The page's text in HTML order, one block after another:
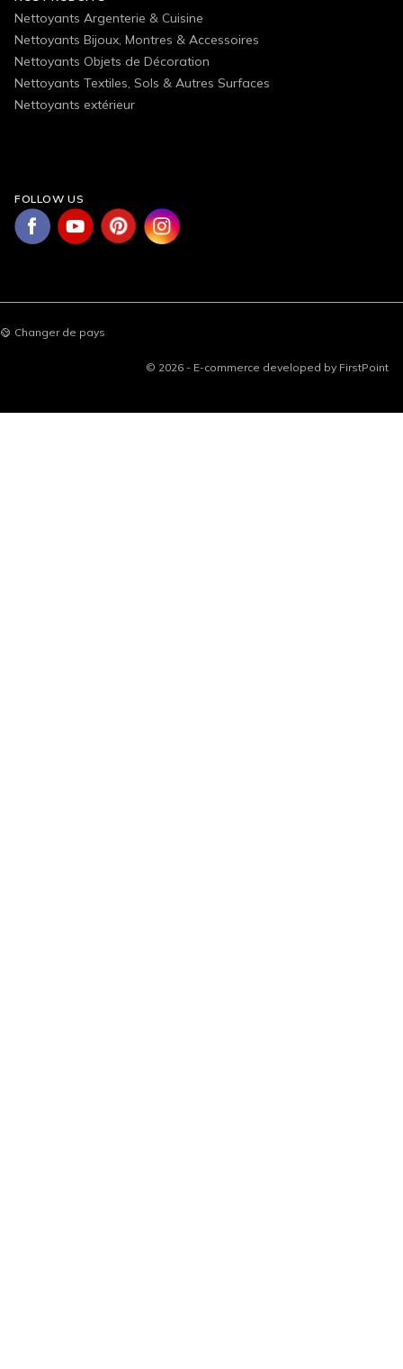
Nettoyants Argenterie & Cuisine
Nettoyants Bijoux, Montres & Accessoires
Nettoyants Objets de Décoration
Nettoyants Textiles, Sols & Autres Surfaces
Nettoyants extérieur
FOLLOW US
Changer de pays
© 2026 - E-commerce developed by FirstPoint